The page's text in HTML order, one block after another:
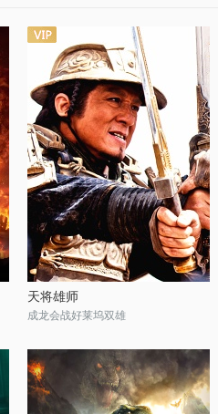
天将雄师
成龙会战好莱坞双雄